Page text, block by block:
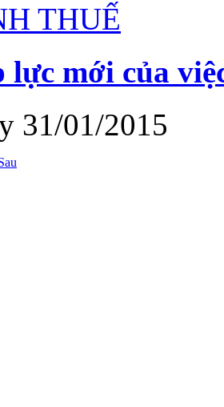
THUẾ
lực mới của
31/01/2015